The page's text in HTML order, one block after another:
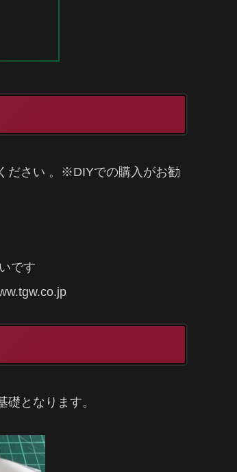
ださい 。※DIYでの購入がお勧
です
となります。